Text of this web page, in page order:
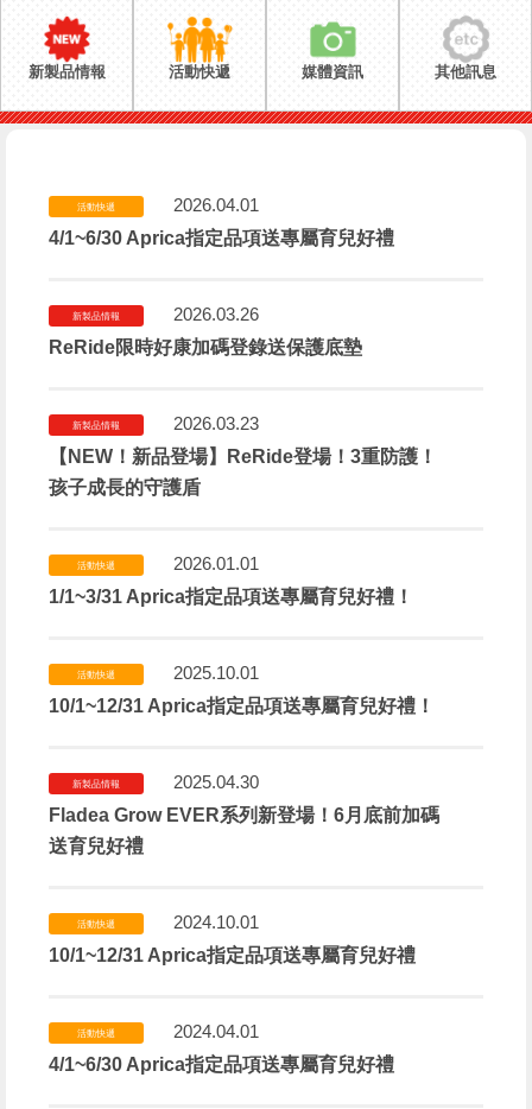
新製品情報 活動快遞 媒體資訊 其他訊息
活動快遞
2026.04.01
4/1~6/30 Aprica指定品項送專屬育兒好禮
新製品情報
2026.03.26
ReRide限時好康加碼登錄送保護底墊
新製品情報
2026.03.23
【NEW！新品登場】ReRide登場！3重防護！
孩子成長的守護盾
活動快遞
2026.01.01
1/1~3/31 Aprica指定品項送專屬育兒好禮！
活動快遞
2025.10.01
10/1~12/31 Aprica指定品項送專屬育兒好禮！
新製品情報
2025.04.30
Fladea Grow EVER系列新登場！6月底前加碼
送育兒好禮
活動快遞
2024.10.01
10/1~12/31 Aprica指定品項送專屬育兒好禮
活動快遞
2024.04.01
4/1~6/30 Aprica指定品項送專屬育兒好禮